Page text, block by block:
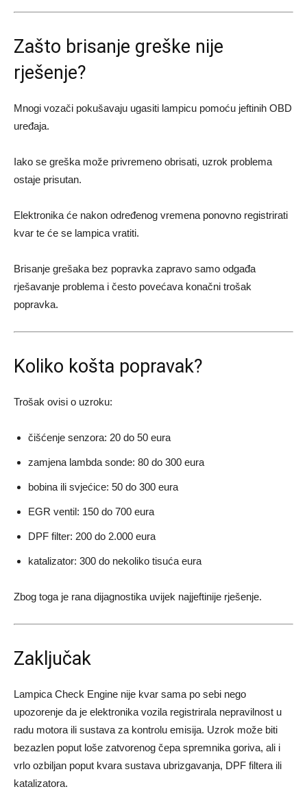
Zašto brisanje greške nije
rješenje?
Mnogi vozači pokušavaju ugasiti lampicu pomoću jeftinih OBD
uređaja.
Iako se greška može privremeno obrisati, uzrok problema
ostaje prisutan.
Elektronika će nakon određenog vremena ponovno registrirati
kvar te će se lampica vratiti.
Brisanje grešaka bez popravka zapravo samo odgađa
rješavanje problema i često povećava konačni trošak
popravka.
Koliko košta popravak?
Trošak ovisi o uzroku:
čišćenje senzora: 20 do 50 eura
zamjena lambda sonde: 80 do 300 eura
bobina ili svjećice: 50 do 300 eura
EGR ventil: 150 do 700 eura
DPF filter: 200 do 2.000 eura
katalizator: 300 do nekoliko tisuća eura
Zbog toga je rana dijagnostika uvijek najjeftinije rješenje.
Zaključak
Lampica Check Engine nije kvar sama po sebi nego
upozorenje da je elektronika vozila registrirala nepravilnost u
radu motora ili sustava za kontrolu emisija. Uzrok može biti
bezazlen poput loše zatvorenog čepa spremnika goriva, ali i
vrlo ozbiljan poput kvara sustava ubrizgavanja, DPF filtera ili
katalizatora.